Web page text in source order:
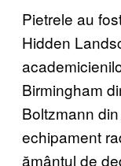
Pietrele au
Hidden
Birmingham
Boltzmann
echipament
ământul de